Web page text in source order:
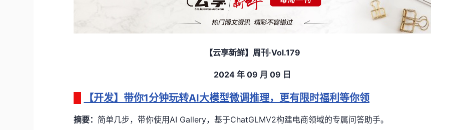
【云享新鲜】周刊 ·Vol.179
2024 年 09 月 09 日
【开发】带你1分钟玩转AI大模型微调推理，更有限时福利等你领
摘要： 简单几步，带你使用AI Gallery，基于ChatGLMV2构建电商领域的专属问答助手。